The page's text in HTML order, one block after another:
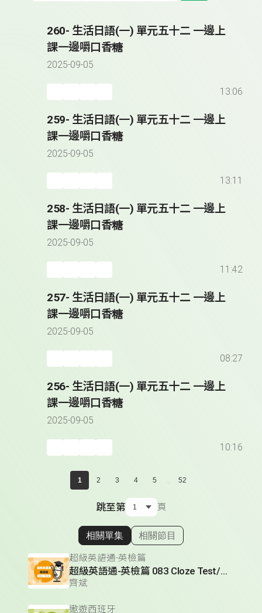
260- 生活日語(一) 單元五十二 一邊上
課一邊嚼口香糖
2025-09-05
13:06
259- 生活日語(一) 單元五十二 一邊上
課一邊嚼口香糖
2025-09-05
13:11
258- 生活日語(一) 單元五十二 一邊上
課一邊嚼口香糖
2025-09-05
11:42
257- 生活日語(一) 單元五十二 一邊上
課一邊嚼口香糖
2025-09-05
08:27
256- 生活日語(一) 單元五十二 一邊上
課一邊嚼口香糖
2025-09-05
10:16
1 2 3 4 5 ... 52
跳至第 頁
顯示相關單集
相關單集 相關節目
超級英語通-英檢篇
超級英語通-英檢篇 083 Cloze Test/段落填空-13
齊斌
遨遊西班牙